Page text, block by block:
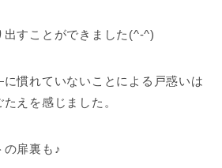
すことができました(^-^)
慣れていないことによる戸惑いは
えを感じました。
の扉裏も♪